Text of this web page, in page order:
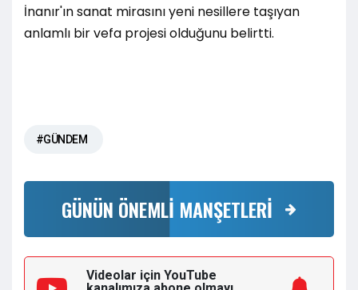
İnanır'ın sanat mirasını yeni nesillere taşıyan
anlamlı bir vefa projesi olduğunu belirtti.
#GÜNDEM
GÜNÜN ÖNEMLİ MANŞETLERİ
Videolar için YouTube